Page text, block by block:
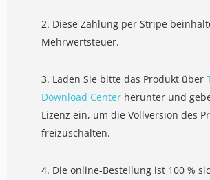
2. Diese Zahlung per Stripe
Mehrwertsteuer.
3. Laden Sie bitte das Produkt über
Download Center herunter und
Lizenz ein, um die Vollversion des
freizuschalten.
4. Die online-Bestellung ist 100 %